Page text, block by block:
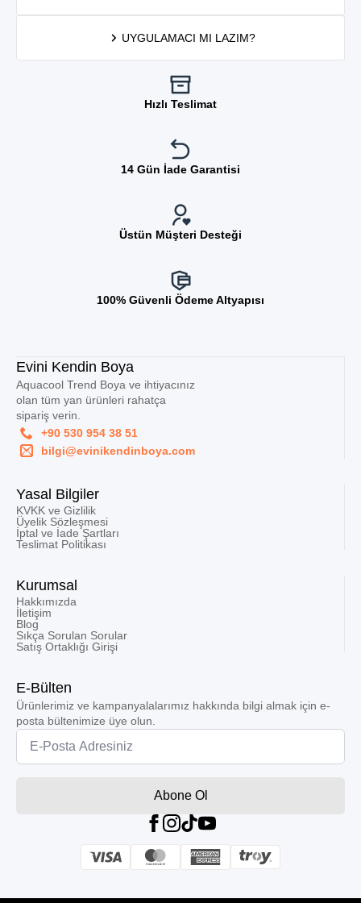
UYGULAMACI MI LAZIM?
Hızlı Teslimat
14 Gün İade Garantisi
Üstün Müşteri Desteği
100% Güvenli Ödeme Altyapısı
Evini Kendin Boya
Aquacool Trend Boya ve ihtiyacınız
olan tüm yan ürünleri rahatça
sipariş verin.
+90 530 954 38 51
bilgi@evinikendinboya.com
Yasal Bilgiler
KVKK ve Gizlilik
Üyelik Sözleşmesi
İptal ve İade Şartları
Teslimat Politikası
Kurumsal
Hakkımızda
İletişim
Blog
Sıkça Sorulan Sorular
Satış Ortaklığı Girişi
E-Bülten
Ürünlerimiz ve kampanyalalarımız hakkında bilgi almak için e-
posta bültenimize üye olun.
Email
Abone Ol